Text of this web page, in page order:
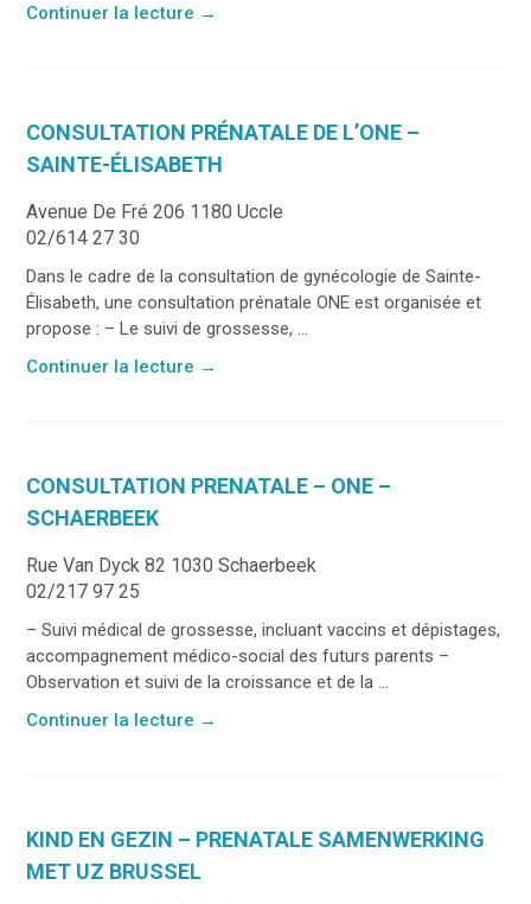
Continuer la lecture →
CONSULTATION PRÉNATALE DE L’ONE –
SAINTE-ÉLISABETH
Avenue De Fré 206 1180 Uccle
02/614 27 30
Dans le cadre de la consultation de gynécologie de Sainte-
Élisabeth, une consultation prénatale ONE est organisée et
propose : – Le suivi de grossesse, ...
Continuer la lecture →
CONSULTATION PRENATALE – ONE –
SCHAERBEEK
Rue Van Dyck 82 1030 Schaerbeek
02/217 97 25
– Suivi médical de grossesse, incluant vaccins et dépistages,
accompagnement médico-social des futurs parents –
Observation et suivi de la croissance et de la ...
Continuer la lecture →
KIND EN GEZIN – PRENATALE SAMENWERKING
MET UZ BRUSSEL